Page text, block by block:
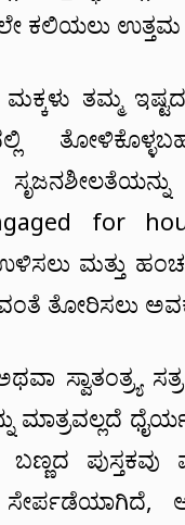
ಕಲಿಯಲು ಉತ್ತಮ
ತಮ್ಮ
for
ಮತ್ತು
ತೋರಿಸಲು
ಸ್ವಾತಂತ್ರ್ಯ
ಮಾತ್ರವಲ್ಲದೆ